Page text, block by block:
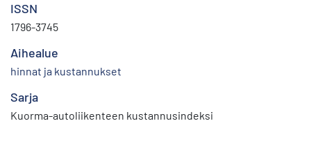
ISSN
1796-3745
Aihealue
hinnat ja kustannukset
Sarja
Kuorma-autoliikenteen kustannusindeksi